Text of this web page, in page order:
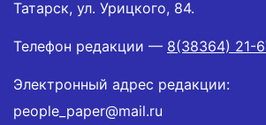
Татарск, ул. Урицкого, 84.
Телефон редакции — 8(38364) 21-
Электронный адрес редакции:
people_paper@mail.ru